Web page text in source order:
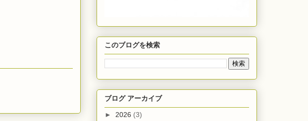
このブログを検索
ブログ アーカイブ
► 2026 (3)